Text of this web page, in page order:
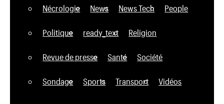
Nécrologie News News Tech People
Politique ready_text Religion
Revue de presse Santé Société
Sondage Sports Transport Vidéos